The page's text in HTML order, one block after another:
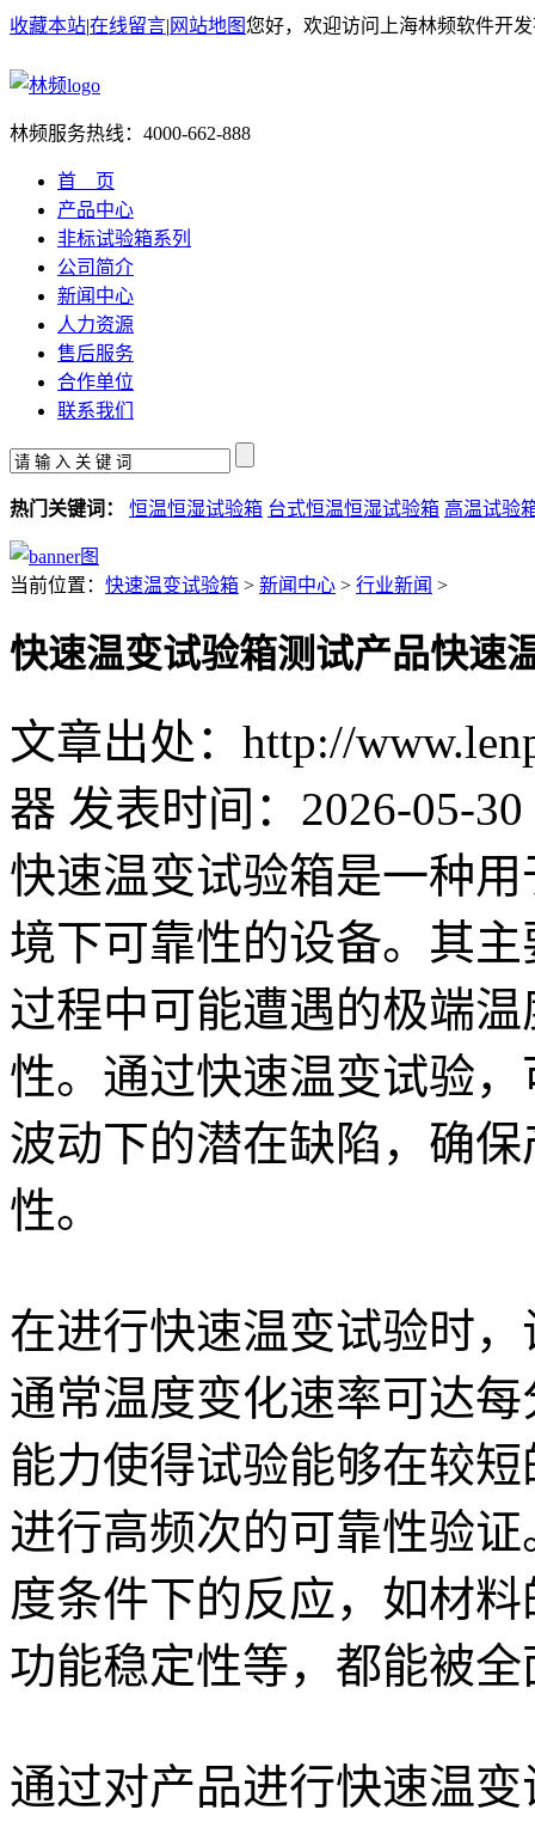
收藏本站|在线留言| 网站地图您好，欢迎访问上海林频软件开
林频服务热线： 4000-662-888
首 页
产品中心
非标试验箱系列
公司简介
新闻中心
人力资源
售后服务
合作单位
联系我们
热门关键词： 恒温恒湿试验箱 台式恒温恒湿试验箱 高温试验
当前位置： 快速温变试验箱 > 新闻中心 > 行业新闻 >
快速温变试验箱测试产品快速
文章出处：http://
器 发表时间：2026-05-30
快速温变试验箱是一种
境下可靠性的设备。其
过程中可能遭遇的极端
性。通过快速温变试验
波动下的潜在缺陷，确
性。
在进行快速温变试验时
通常温度变化速率可达
能力使得试验能够在较
进行高频次的可靠性验
度条件下的反应，如材
功能稳定性等，都能被
通过对产品进行快速温